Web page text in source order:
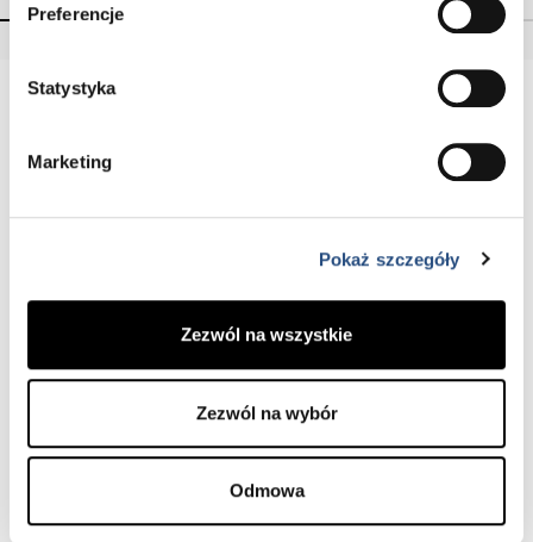
Preferencje
Statystyka
Marketing
Pokaż szczegóły
Zezwól na wszystkie
Zezwól na wybór
Odmowa
Przy wymianie przedniej
Częstochowa zyskujesz
nawet 1500 zł netto!